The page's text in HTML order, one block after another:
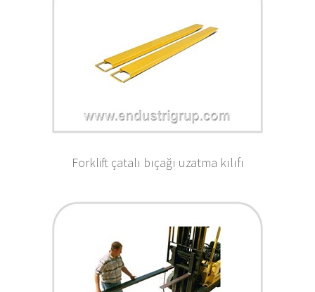
Forklift çatalı bıçağı uzatma kılıfı